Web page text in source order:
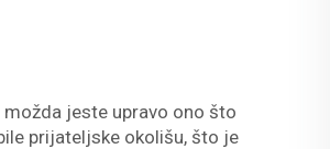
jeste upravo ono što
prijateljske okolišu, što je